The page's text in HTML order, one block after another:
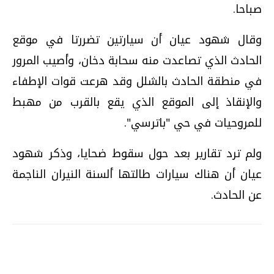
صباحا.
وقال شهود عيان أن سيارتين تضررتا في موقع
الحادث الذي تصاعدت منه سحابة دخان، وأصيب المرور
في منطقة الحادث بالشلل وقد هرعت قوات الإطفاء
والإنقاذ إلى الموقع الذي يقع بالقرب من مهبط
للمروحيات في حي "باترسي".
ولم ترد تقارير بعد حول سقوط ضحايا، وذكر شهود
عيان أن هناك سيارات طالتها ألسنة النيران الناجمة
عن الحادث.